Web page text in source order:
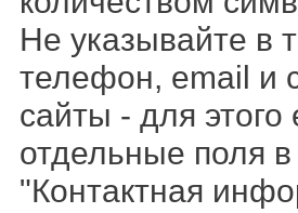
Не указывайте в
телефон, email и
сайты - для этого
отдельные поля
"Контактная